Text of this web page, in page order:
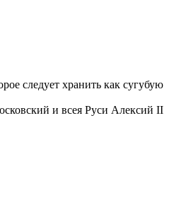
следует хранить как сугубую
и всея Руси Алексий II